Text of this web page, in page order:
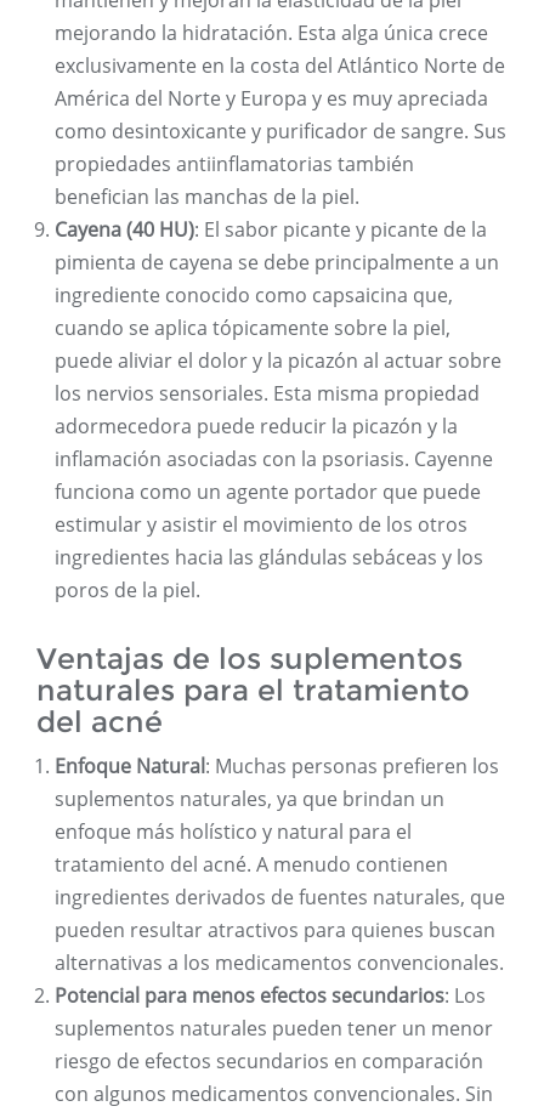
mejorando la hidratación. Esta alga única crece
exclusivamente en la costa del Atlántico Norte de
América del Norte y Europa y es muy apreciada
como desintoxicante y purificador de sangre. Sus
propiedades antiinflamatorias también
benefician las manchas de la piel.
Cayena (40 HU): El sabor picante y picante de la
pimienta de cayena se debe principalmente a un
ingrediente conocido como capsaicina que,
cuando se aplica tópicamente sobre la piel,
puede aliviar el dolor y la picazón al actuar sobre
los nervios sensoriales. Esta misma propiedad
adormecedora puede reducir la picazón y la
inflamación asociadas con la psoriasis. Cayenne
funciona como un agente portador que puede
estimular y asistir el movimiento de los otros
ingredientes hacia las glándulas sebáceas y los
poros de la piel.
Ventajas de los suplementos
naturales para el tratamiento
del acné
Enfoque Natural: Muchas personas prefieren los
suplementos naturales, ya que brindan un
enfoque más holístico y natural para el
tratamiento del acné. A menudo contienen
ingredientes derivados de fuentes naturales, que
pueden resultar atractivos para quienes buscan
alternativas a los medicamentos convencionales.
Potencial para menos efectos secundarios: Los
suplementos naturales pueden tener un menor
riesgo de efectos secundarios en comparación
con algunos medicamentos convencionales. Sin